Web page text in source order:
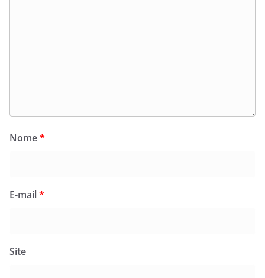
Nome*
E-mail*
Site